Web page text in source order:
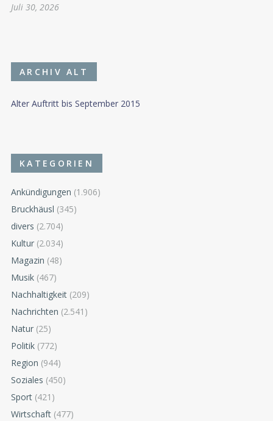
Juli 30, 2026
ARCHIV ALT
Alter Auftritt bis September 2015
KATEGORIEN
Ankündigungen (1.906)
Bruckhäusl (345)
divers (2.704)
Kultur (2.034)
Magazin (48)
Musik (467)
Nachhaltigkeit (209)
Nachrichten (2.541)
Natur (25)
Politik (772)
Region (944)
Soziales (450)
Sport (421)
Wirtschaft (477)